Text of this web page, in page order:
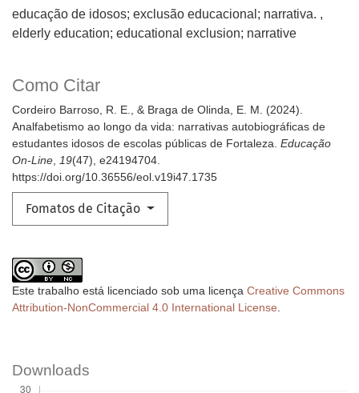
educação de idosos; exclusão educacional; narrativa.
elderly education; educational exclusion; narrative
Como Citar
Cordeiro Barroso, R. E., & Braga de Olinda, E. M. (2024).
Analfabetismo ao longo da vida: narrativas autobiográficas de
estudantes idosos de escolas públicas de Fortaleza. Educação
On-Line, 19(47), e24194704.
https://doi.org/10.36556/eol.v19i47.1735
Fomatos de Citação
Este trabalho está licenciado sob uma licença Creative Commons
Attribution-NonCommercial 4.0 International License.
Downloads